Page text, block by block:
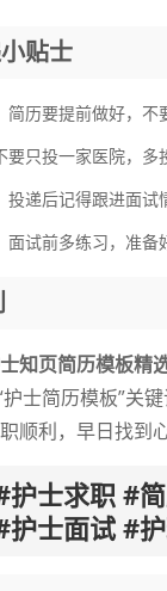
贴士
简历要提前做好，不
要只投一家医院，多
投递后记得跟进面试
面试前多练习，准备
知页简历模板精
士简历模板”关
顺利，早日找到
护士求职 #
护士面试 #